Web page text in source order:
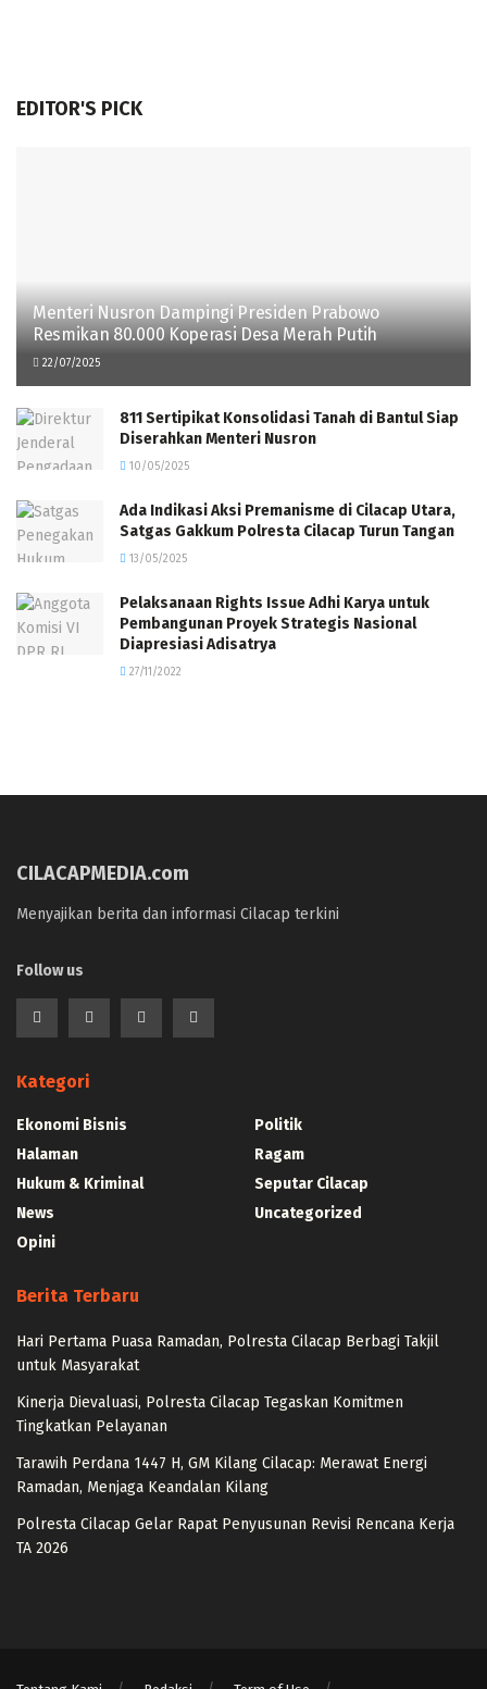
EDITOR'S PICK
Menteri Nusron Dampingi Presiden Prabowo
Resmikan 80.000 Koperasi Desa Merah Putih
22/07/2025
811 Sertipikat Konsolidasi Tanah di Bantul Siap
Diserahkan Menteri Nusron
10/05/2025
Ada Indikasi Aksi Premanisme di Cilacap Utara,
Satgas Gakkum Polresta Cilacap Turun Tangan
13/05/2025
Pelaksanaan Rights Issue Adhi Karya untuk
Pembangunan Proyek Strategis Nasional
Diapresiasi Adisatrya
27/11/2022
CILACAPMEDIA.com
Menyajikan berita dan informasi Cilacap terkini
Follow us
Kategori
Ekonomi Bisnis
Halaman
Hukum & Kriminal
News
Opini
Politik
Ragam
Seputar Cilacap
Uncategorized
Berita Terbaru
Hari Pertama Puasa Ramadan, Polresta Cilacap Berbagi Takjil
untuk Masyarakat
Kinerja Dievaluasi, Polresta Cilacap Tegaskan Komitmen
Tingkatkan Pelayanan
Tarawih Perdana 1447 H, GM Kilang Cilacap: Merawat Energi
Ramadan, Menjaga Keandalan Kilang
Polresta Cilacap Gelar Rapat Penyusunan Revisi Rencana Kerja
TA 2026